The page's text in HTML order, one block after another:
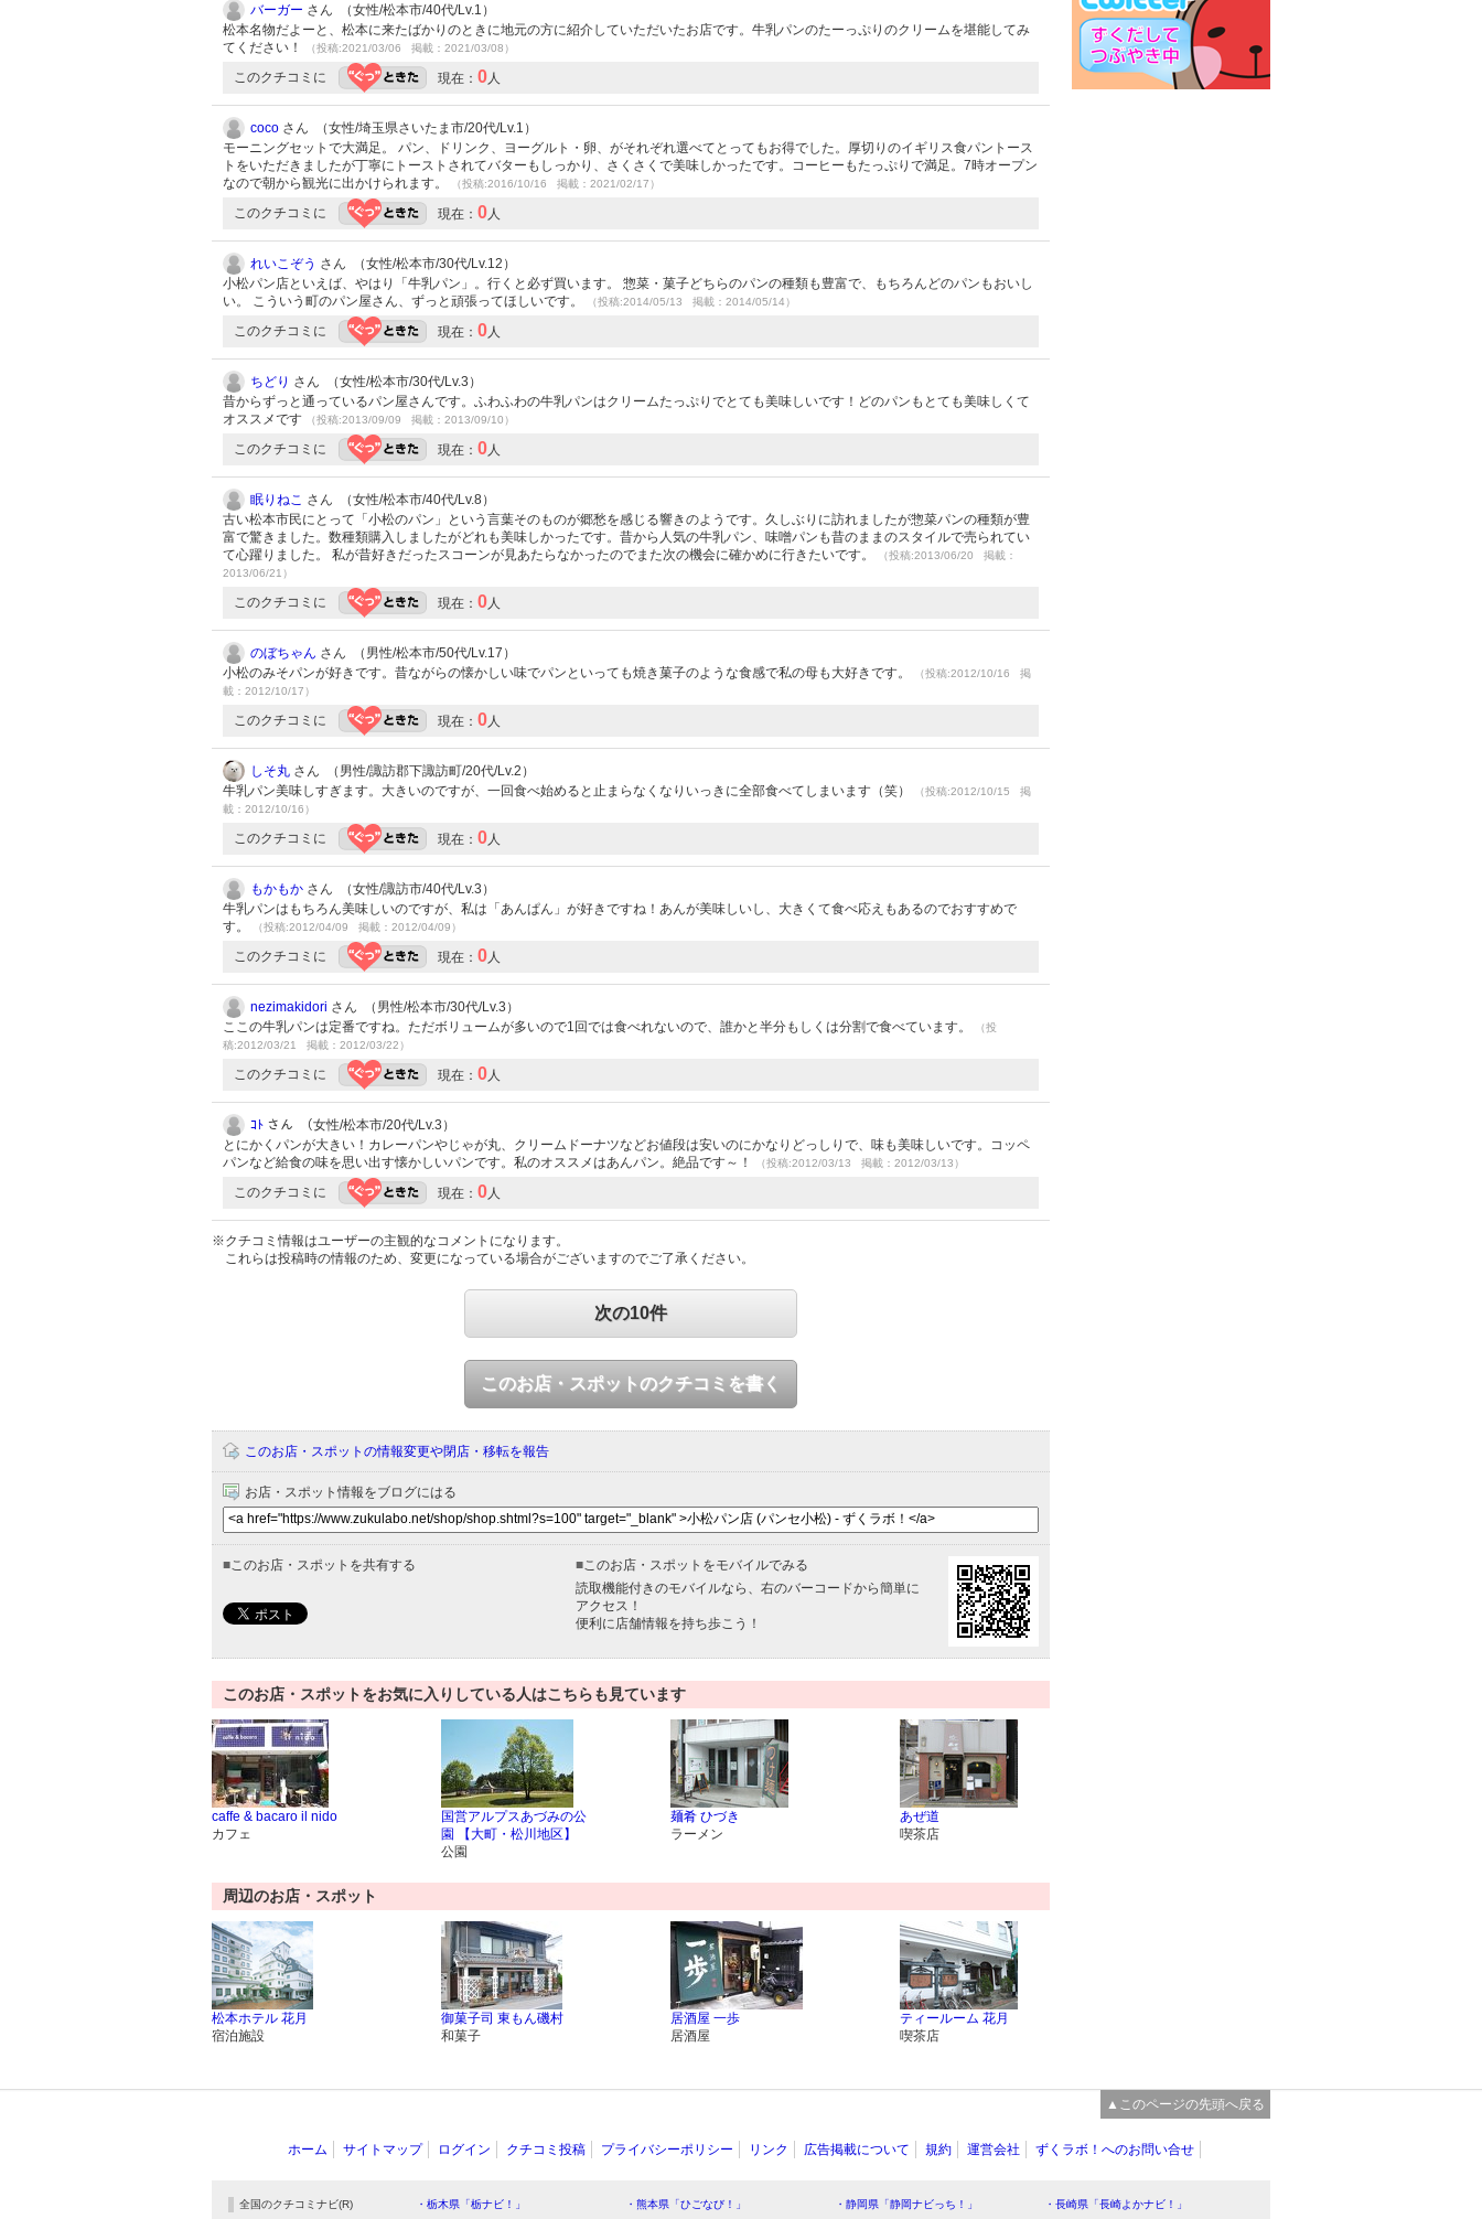
バーガー さん （女性/松本市/40代/Lv.1）
松本名物だよーと、松本に来たばかりのときに地元の方に紹介していただいたお店です。牛乳パンのたーっぷりのクリームを堪能してみ
てください！
（投稿:2021/03/06 掲載：2021/03/08）
このクチコミに 現在： 0 人
coco さん （女性/埼玉県さいたま市/20代/Lv.1）
モーニングセットで大満足。 パン、ドリンク、ヨーグルト・卵、がそれぞれ選べてとってもお得でした。厚切りのイギリス食パントース
トをいただきましたが丁寧にトーストされてバターもしっかり、さくさくで美味しかったです。コーヒーもたっぷりで満足。7時オープン
なので朝から観光に出かけられます。
（投稿:2016/10/16 掲載：2021/02/17）
このクチコミに 現在： 0 人
れいこぞう さん （女性/松本市/30代/Lv.12）
小松パン店といえば、やはり「牛乳パン」。行くと必ず買います。 惣菜・菓子どちらのパンの種類も豊富で、もちろんどのパンもおいし
い。 こういう町のパン屋さん、ずっと頑張ってほしいです。
（投稿:2014/05/13 掲載：2014/05/14）
このクチコミに 現在： 0 人
ちどり さん （女性/松本市/30代/Lv.3）
昔からずっと通っているパン屋さんです。ふわふわの牛乳パンはクリームたっぷりでとても美味しいです！どのパンもとても美味しくて
オススメです
（投稿:2013/09/09 掲載：2013/09/10）
このクチコミに 現在： 0 人
眠りねこ さん （女性/松本市/40代/Lv.8）
古い松本市民にとって「小松のパン」という言葉そのものが郷愁を感じる響きのようです。久しぶりに訪れましたが惣菜パンの種類が豊
富で驚きました。数種類購入しましたがどれも美味しかったです。昔から人気の牛乳パン、味噌パンも昔のままのスタイルで売られてい
て心躍りました。 私が昔好きだったスコーンが見あたらなかったのでまた次の機会に確かめに行きたいです。
（投稿:2013/06/20 掲載：
2013/06/21）
このクチコミに 現在： 0 人
のぼちゃん さん （男性/松本市/50代/Lv.17）
小松のみそパンが好きです。昔ながらの懐かしい味でパンといっても焼き菓子のような食感で私の母も大好きです。
（投稿:2012/10/16 掲
載：2012/10/17）
このクチコミに 現在： 0 人
しそ丸 さん （男性/諏訪郡下諏訪町/20代/Lv.2）
牛乳パン美味しすぎます。大きいのですが、一回食べ始めると止まらなくなりいっきに全部食べてしまいます（笑）
（投稿:2012/10/15 掲
載：2012/10/16）
このクチコミに 現在： 0 人
もかもか さん （女性/諏訪市/40代/Lv.3）
牛乳パンはもちろん美味しいのですが、私は「あんぱん」が好きですね！あんが美味しいし、大きくて食べ応えもあるのでおすすめで
す。
（投稿:2012/04/09 掲載：2012/04/09）
このクチコミに 現在： 0 人
nezimakidori さん （男性/松本市/30代/Lv.3）
ここの牛乳パンは定番ですね。ただボリュームが多いので1回では食べれないので、誰かと半分もしくは分割で食べています。
（投
稿:2012/03/21 掲載：2012/03/22）
このクチコミに 現在： 0 人
ｺﾄ さん （女性/松本市/20代/Lv.3）
とにかくパンが大きい！カレーパンやじゃが丸、クリームドーナツなどお値段は安いのにかなりどっしりで、味も美味しいです。コッペ
パンなど給食の味を思い出す懐かしいパンです。私のオススメはあんパン。絶品です～！
（投稿:2012/03/13 掲載：2012/03/13）
このクチコミに 現在： 0 人
※クチコミ情報はユーザーの主観的なコメントになります。
これらは投稿時の情報のため、変更になっている場合がございますのでご了承ください。
次の10件
このお店・スポットのクチコミを書く
このお店・スポットの情報変更や閉店・移転を報告
お店・スポット情報をブログにはる
■ このお店・スポットを共有する ■ このお店・スポットをモバイルでみる
読取機能付きのモバイルなら、右のバーコードから簡単に
アクセス！
便利に店舗情報を持ち歩こう！
このお店・スポットをお気に入りしている人はこちらも見ています
caffe & bacaro il nido
カフェ
国営アルプスあづみの公
園 【大町・松川地区】
公園
麺肴 ひづき
ラーメン
あぜ道
喫茶店
周辺のお店・スポット
松本ホテル 花月
宿泊施設
御菓子司 東もん磯村
和菓子
居酒屋 一歩
居酒屋
ティールーム 花月
喫茶店
▲このページの先頭へ戻る
ホーム サイトマップ ログイン クチコミ投稿 プライバシーポリシー リンク 広告掲載について 規約 運営会社 ずくラボ！へのお問い合せ
全国のクチコミナビ(R) ・栃木県「栃ナビ！」 ・熊本県「ひごなび！」 ・静岡県「静岡ナビっち！」
・長崎県「長崎よかナビ！」